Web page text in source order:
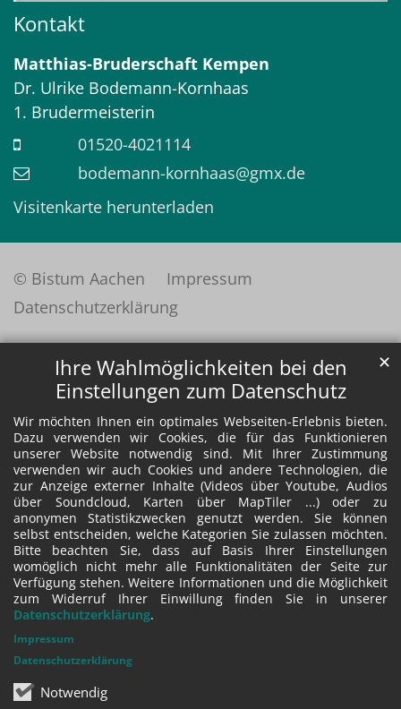
Ihre Wahlmöglichkeiten bei den
Einstellungen zum Datenschutz
Wir möchten Ihnen ein optimales Webseiten-Erlebnis bieten.
Dazu verwenden wir Cookies, die für das Funktionieren
unserer Website notwendig sind. Mit Ihrer Zustimmung
verwenden wir auch Cookies und andere Technologien, die
zur Anzeige externer Inhalte (Videos über Youtube, Audios
über Soundcloud, Karten über MapTiler ...) oder zu
anonymen Statistikzwecken genutzt werden. Sie können
selbst entscheiden, welche Kategorien Sie zulassen möchten.
Bitte beachten Sie, dass auf Basis Ihrer Einstellungen
womöglich nicht mehr alle Funktionalitäten der Seite zur
Verfügung stehen. Weitere Informationen und die Möglichkeit
zum Widerruf Ihrer Einwillung finden Sie in unserer
Datenschutzerklärung.
Notwendig
✕
Impressum
Datenschutzerklärung
Kontakt
Matthias-Bruderschaft Kempen
Dr. Ulrike Bodemann-Kornhaas
1. Brudermeisterin
01520-4021114
bodemann-kornhaas@gmx.de
Visitenkarte herunterladen
© Bistum Aachen
Impressum
Datenschutzerklärung